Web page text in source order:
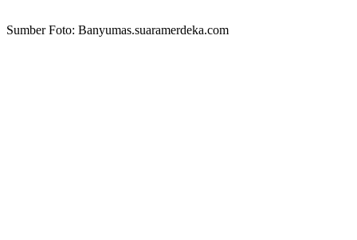
Sumber Foto: Banyumas.suaramerdeka.com